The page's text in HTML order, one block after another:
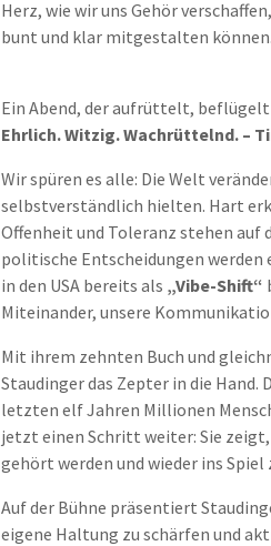
Herz, wie wir uns Gehör
bunt und klar mitgestalten können.
Ein Abend, der aufrüttelt,
Ehrlich. Witzig. Wachrüttelnd. –
Wir spüren es alle: Die Welt
selbstverständlich hielten. Hart
Offenheit und Toleranz stehen auf
politische Entscheidungen werden
in den USA bereits als „Vibe-Shift“
Miteinander, unsere
Mit ihrem zehnten Buch und
Staudinger das Zepter in die
letzten elf Jahren Millionen
jetzt einen Schritt weiter: Sie
gehört werden und wieder ins
Auf der Bühne präsentiert
eigene Haltung zu schärfen und